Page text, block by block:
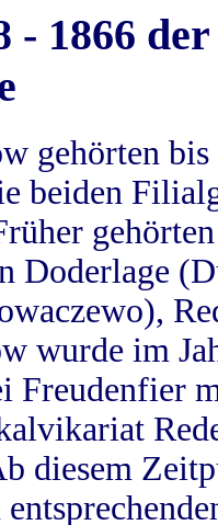
- 1866
gehörten
beiden
Doderlage
wurde im
Freudenfier
diesem